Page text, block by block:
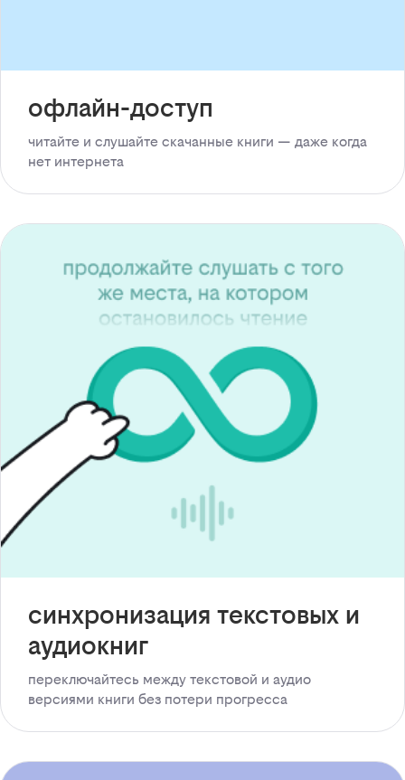
офлайн-доступ
читайте и слушайте скачанные книги — даже когда
нет интернета
синхронизация текстовых и
аудиокниг
переключайтесь между текстовой и аудио
версиями книги без потери прогресса